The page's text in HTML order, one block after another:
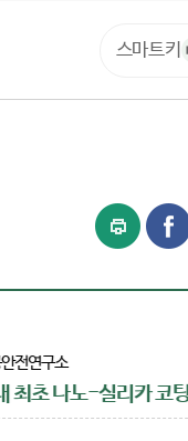
스마트키
팅 탄소섬유 보강재 특